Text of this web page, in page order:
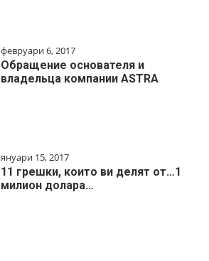
февруари 6, 2017
Обращение основателя и
владельца компании ASTRA
януари 15, 2017
11 грешки, които ви делят от…1
милиoн дoлapa…